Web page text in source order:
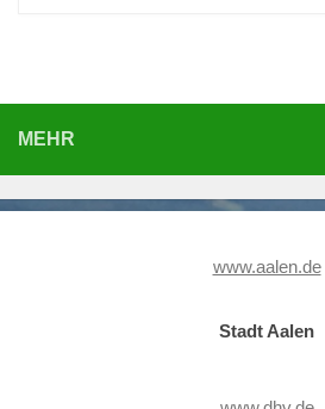
MEHR
www.aalen.de
Stadt Aalen